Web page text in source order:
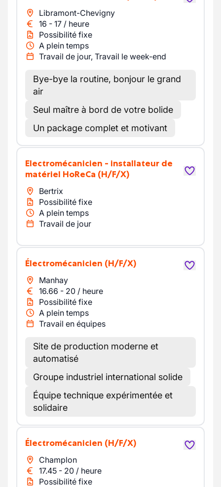
Libramont-Chevigny
16 - 17 / heure
Possibilité fixe
A plein temps
Travail de jour, Travail le week-end
Bye-bye la routine, bonjour le grand
air
Seul maître à bord de votre bolide
Un package complet et motivant
Electromécanicien - installateur de
matériel HoReCa (H/F/X)
Bertrix
Possibilité fixe
A plein temps
Travail de jour
Électromécanicien (H/F/X)
Manhay
16.66 - 20 / heure
Possibilité fixe
A plein temps
Travail en équipes
Site de production moderne et
automatisé
Groupe industriel international solide
Équipe technique expérimentée et
solidaire
Électromécanicien (H/F/X)
Champlon
17.45 - 20 / heure
Possibilité fixe